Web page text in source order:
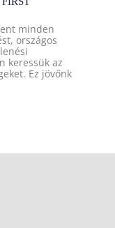
minden
országos
keressük az
Ez jövőnk